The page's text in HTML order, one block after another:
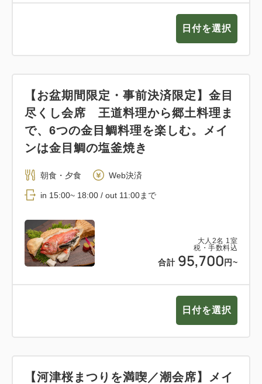
日付を選択
大人 2名 1 室
税・手数料込
合計 95,700 円~
【お盆期間限定・事前決済限定】金目
尽くし会席 王道料理から郷土料理ま
で、6つの金目鯛料理を楽しむ。メイ
ンは金目鯛の塩釜焼き
朝食・夕食 Web決済
in 15:00~ 18:00 / out 11:00まで
日付を選択
【河津桜まつりを満喫／潮会席】メイ